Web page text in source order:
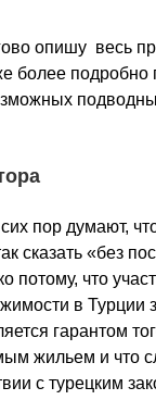
опишу весь
более подробно
пор думают,
сказать «без
потому, что
в Турции
гарантом
жильем и что
с турецким